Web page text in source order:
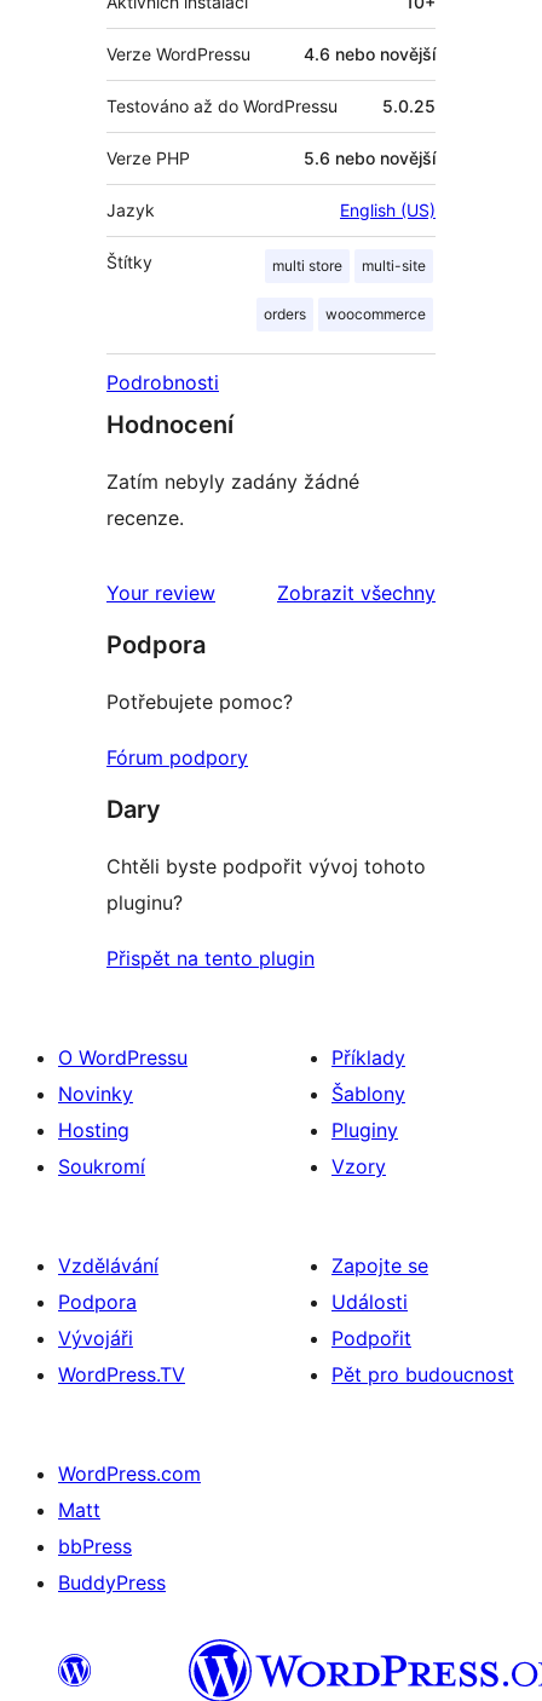
Verze WordPressu 4.6 nebo novější
Testováno až do WordPressu 5.0.25
Verze PHP 5.6 nebo novější
Jazyk English (US)
Štítky multi store multi-site
orders woocommerce
Podrobnosti
Hodnocení
Zatím nebyly zadány žádné
recenze.
Your review
Zobrazit všechny
Podpora
Potřebujete pomoc?
Fórum podpory
Dary
Chtěli byste podpořit vývoj tohoto
pluginu?
Přispět na tento plugin
O WordPressu
Novinky
Hosting
Soukromí
Příklady
Šablony
Pluginy
Vzory
Vzdělávání
Podpora
Vývojáři
WordPress.TV
Zapojte se
Události
Podpořit
Pět pro budoucnost
WordPress.com
Matt
bbPress
BuddyPress